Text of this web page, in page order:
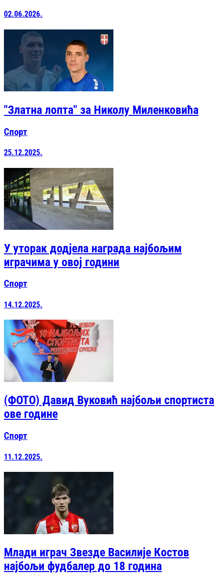
02.06.2026.
"Златна лопта" за Николу Миленковића
Спорт
25.12.2025.
У уторак додјела награда најбољим
играчима у овој години
Спорт
14.12.2025.
(ФОТО) Давид Вуковић најбољи спортиста
ове године
Спорт
11.12.2025.
Млади играч Звезде Василије Костов
најбољи фудбалер до 18 година